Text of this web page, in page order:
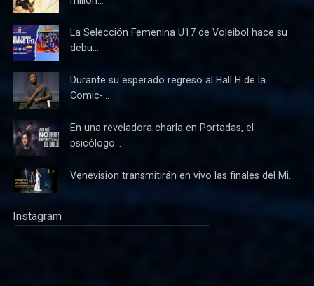
La Selección Femenina U17 de Voleibol hace su
debu...
Durante su esperado regreso al Hall H de la
Comic-...
En una reveladora charla en Portadas, el
psicólogo...
Venevision transmitirán en vivo las finales del Mi...
Instagram